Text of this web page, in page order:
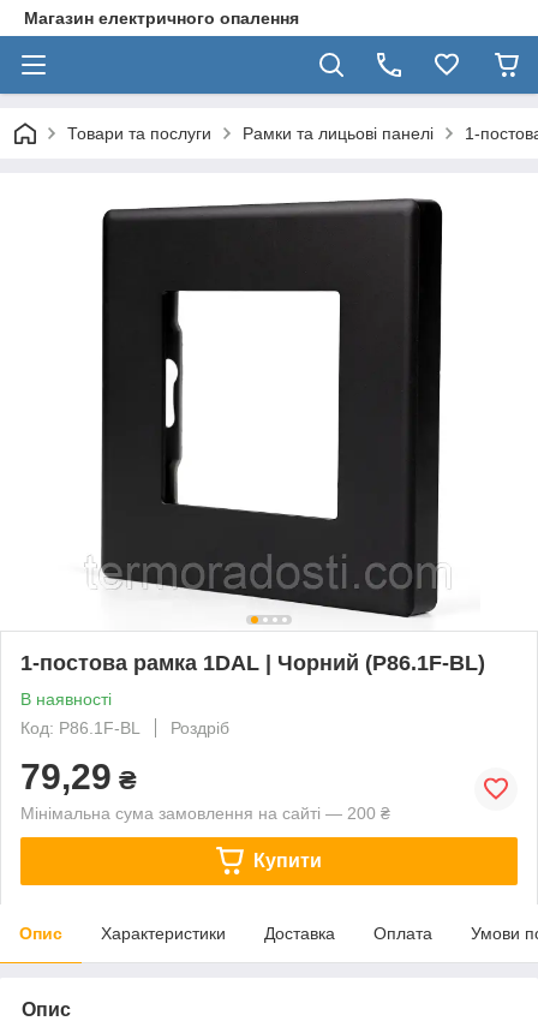
Магазин електричного опалення
Товари та послуги Рамки та лицьові панелі 1-
1-постова рамка 1DAL | Чорний (P86.1F-ВL)
В наявності
Код: P86.1F-BL
Роздріб
79,29 ₴
Мінімальна сума замовлення на сайті — 200 ₴
Купити
Опис Характеристики Доставка Оплата Умови
Опис